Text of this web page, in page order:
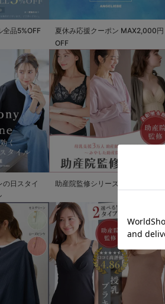
全品5%OFF
夏休み応援クーポン MAX2,000円
OFF
の日スタイ
助産院監修シリーズ